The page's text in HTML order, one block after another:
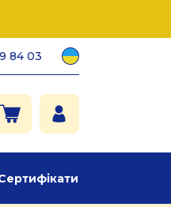
84 03